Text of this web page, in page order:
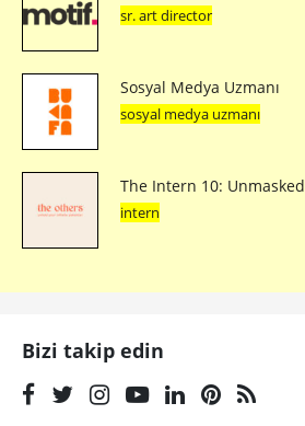
sr. art director
Sosyal Medya Uzmanı
sosyal medya uzmanı
The Intern 10: Unmasked
intern
Bizi takip edin